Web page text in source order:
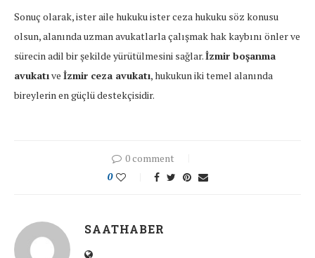
boşanma
avukatı
ve
İzmir
ceza
hem
bilgi
Sonuç olarak, ister aile hukuku ister ceza hukuku söz konusu
olsun, alanında uzman avukatlarla çalışmak hak kaybını önler ve
sürecin adil bir şekilde yürütülmesini sağlar.İzmir boşanma
avukatıve İzmir ceza avukatı, hukukun iki temel alanında
bireylerin en güçlü destekçisidir.
0 comment
0
SAATHABER